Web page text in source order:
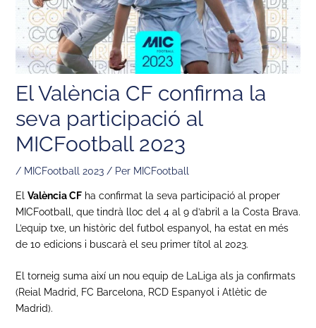
El València CF confirma la
seva participació al
MICFootball 2023
/ MICFootball 2023/ Per MICFootball
El València CFha confirmat la seva participació al proper
MICFootball, que tindrà lloc del 4 al 9 d’abril a la Costa Brava.
L’equip txe, un històric del futbol espanyol, ha estat en més
de 10 edicions i buscarà el seu primer títol al 2023.
El torneig suma així un nou equip de LaLiga als ja confirmats
(Reial Madrid, FC Barcelona, ​​RCD Espanyol i Atlètic de
Madrid).